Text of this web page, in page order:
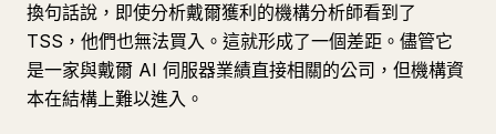
換句話說，即使分析戴爾獲利的機構分析師看到了
TSS，他們也無法買入。這就形成了一個差距。儘管它
是一家與戴爾 AI 伺服器業績直接相關的公司，但機構資
本在結構上難以進入。